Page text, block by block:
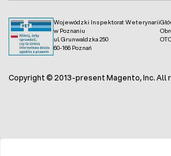
Wojewódzki Inspektorat Weterynarii
w Poznaniu
ul. Grunwaldzka 250
60-166 Poznań
Copyright © 2013-present Magento, Inc. All